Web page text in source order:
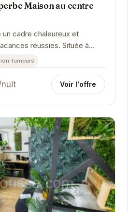
Maison au centre
cadre chaleureux et
réussies. Située à
et des sites
fumeurs
nuit Voir l'offre